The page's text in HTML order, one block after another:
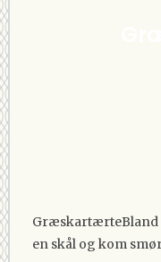
GræskartærteBland
en skål og kom